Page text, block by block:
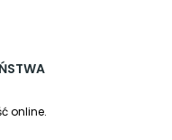
online.